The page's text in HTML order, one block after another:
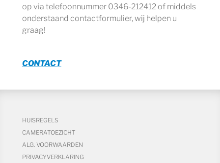
op via telefoonnummer 0346-212412 of middels
onderstaand contactformulier, wij helpen u
graag!
CONTACT
HUISREGELS
CAMERATOEZICHT
ALG. VOORWAARDEN
PRIVACYVERKLARING